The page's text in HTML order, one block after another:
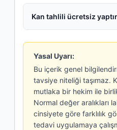
Kan tahlili ücretsiz
Yasal Uyarı:
Bu içerik genel
tavsiye niteliği taşımaz.
mutlaka bir hekim ile
Normal değer aralıkları
cinsiyete göre farklılık
tedavi uygulamaya